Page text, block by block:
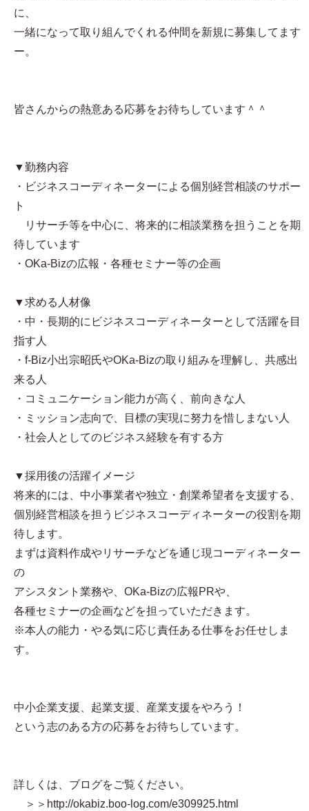
に、
一緒になって取り組んでくれる仲間を新規に募集してます
ー。
皆さんからの熱意ある応募をお待ちしています＾＾
▼勤務内容
・ビジネスコーディネーターによる個別経営相談のサポー
ト
リサーチ等を中心に、将来的に相談業務を担うことを期
待しています
・OKa-Bizの広報・各種セミナー等の企画
▼求める人材像
・中・長期的にビジネスコーディネーターとして活躍を目
指す人
・f-Biz小出宗昭氏やOKa-Bizの取り組みを理解し、共感出
来る人
・コミュニケーション能力が高く、前向きな人
・ミッション志向で、目標の実現に努力を惜しまない人
・社会人としてのビジネス経験を有する方
▼採用後の活躍イメージ
将来的には、中小事業者や独立・創業希望者を支援する、
個別経営相談を担うビジネスコーディネーターの役割を期
待します。
まずは資料作成やリサーチなどを通じ現コーディネーター
の
アシスタント業務や、OKa-Bizの広報PRや、
各種セミナーの企画などを担っていただきます。
※本人の能力・やる気に応じ責任ある仕事をお任せしま
す。
中小企業支援、起業支援、産業支援をやろう！
という志のある方の応募をお待ちしています。
詳しくは、ブログをご覧ください。
＞＞http://okabiz.boo-log.com/e309925.html